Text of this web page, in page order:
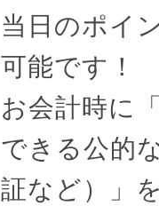
当日のポイ
可能です！
お会計時に
できる公的
証など）」